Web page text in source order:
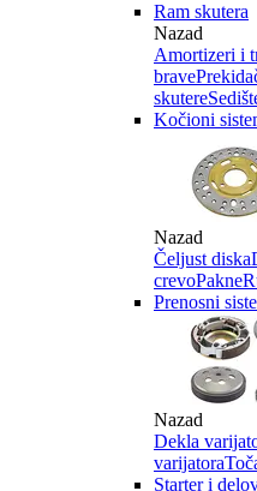
Ram skutera
Nazad
Amortizeri i
brave
skutere
Kočioni
Nazad
Čeljust diska
crevoPakne
Prenosni
Nazad
Dekla
varijatora
Starter i